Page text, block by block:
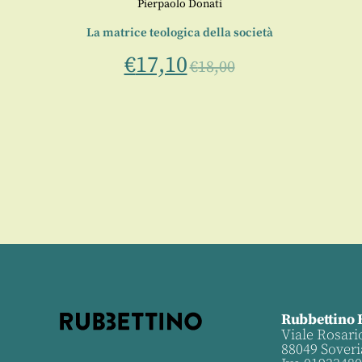
Pierpaolo Donati
La matrice teologica della società
€17,10€18,00
Rubbettino
Viale
88049